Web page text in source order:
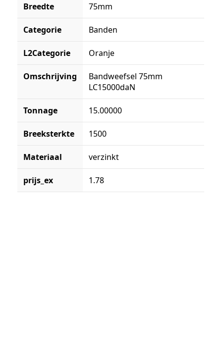
Breedte 75mm
Categorie Banden
L2Categorie Oranje
Omschrijving
Bandweefsel 75mm
LC15000daN
Tonnage 15.00000
Breeksterkte 1500
Materiaal verzinkt
prijs_ex 1.78